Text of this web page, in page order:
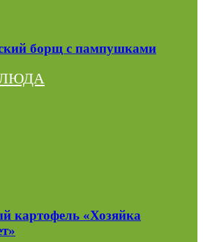
борщ с пампушками
картофель «Хозяйка